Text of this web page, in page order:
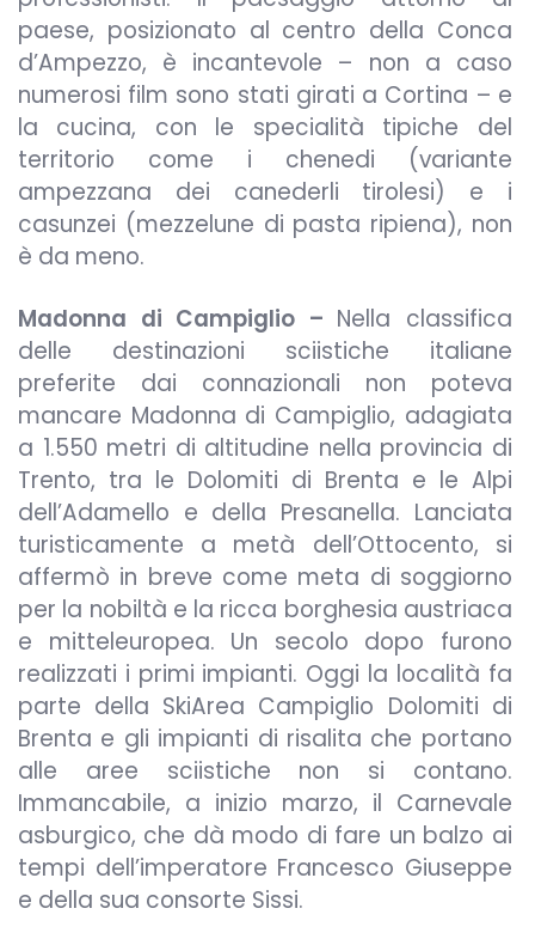
paese, posizionato al centro della Conca
d’Ampezzo, è incantevole – non a caso
numerosi film sono stati girati a Cortina – e
la cucina, con le specialità tipiche del
territorio come i chenedi (variante
ampezzana dei canederli tirolesi) e i
casunzei (mezzelune di pasta ripiena), non
è da meno.
Madonna di Campiglio – Nella classifica
delle destinazioni sciistiche italiane
preferite dai connazionali non poteva
mancare Madonna di Campiglio, adagiata
a 1.550 metri di altitudine nella provincia di
Trento, tra le Dolomiti di Brenta e le Alpi
dell’Adamello e della Presanella. Lanciata
turisticamente a metà dell’Ottocento, si
affermò in breve come meta di soggiorno
per la nobiltà e la ricca borghesia austriaca
e mitteleuropea. Un secolo dopo furono
realizzati i primi impianti. Oggi la località fa
parte della SkiArea Campiglio Dolomiti di
Brenta e gli impianti di risalita che portano
alle aree sciistiche non si contano.
Immancabile, a inizio marzo, il Carnevale
asburgico, che dà modo di fare un balzo ai
tempi dell’imperatore Francesco Giuseppe
e della sua consorte Sissi.